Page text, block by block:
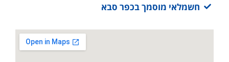
חשמלאי מוסמך בכפר סבא